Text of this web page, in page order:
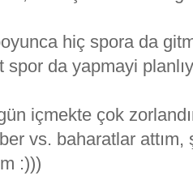
hiç spora da
spor da yapmayi
içmekte çok
vs. baharatlar attım,
:)))